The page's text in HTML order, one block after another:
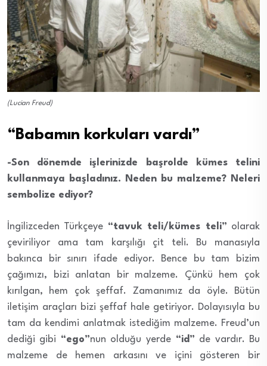
(Lucian Freud)
“Babamın korkuları vardı”
-Son dönemde işlerinizde başrolde kümes telini
kullanmaya başladınız. Neden bu malzeme? Neleri
sembolize ediyor?
İngilizceden Türkçeye “tavuk teli/kümes teli” olarak
çeviriliyor ama tam karşılığı çit teli. Bu manasıyla
bakınca bir sınırı ifade ediyor. Bence bu tam bizim
çağımızı, bizi anlatan bir malzeme. Çünkü hem çok
kırılgan, hem çok şeffaf. Zamanımız da öyle. Bütün
iletişim araçları bizi şeffaf hale getiriyor. Dolayısıyla bu
tam da kendimi anlatmak istediğim malzeme. Freud’un
dediği gibi “ego”nun olduğu yerde“id” de vardır. Bu
malzeme de hemen arkasını ve içini gösteren bir